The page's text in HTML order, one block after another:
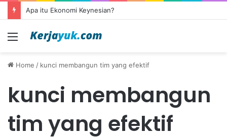
Apa itu Ekonomi Keynesian?
Menu
Home / kunci membangun tim yang efektif
kunci membangun
tim yang efektif